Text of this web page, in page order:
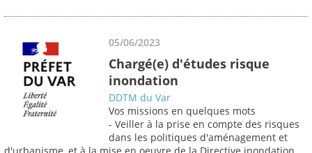
05/06/2023
Chargé(e) d'études risque
inondation
DDTM du Var
Vos missions en quelques mots
- Veiller à la prise en compte des risques
dans les politiques d'aménagement et